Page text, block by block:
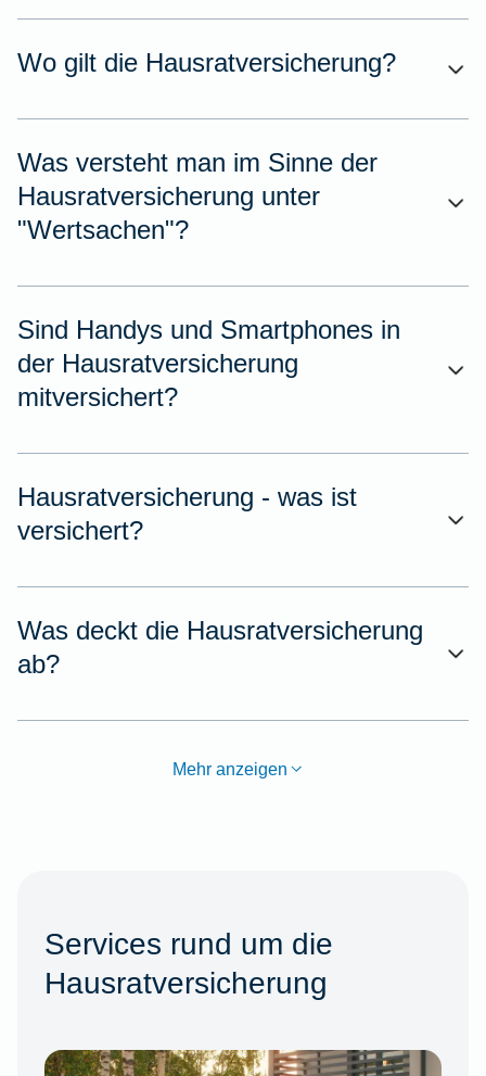
Wo gilt die Hausratversicherung?
Was versteht man im Sinne der
Hausratversicherung unter
"Wertsachen"?
Sind Handys und Smartphones in
der Hausratversicherung
mitversichert?
Hausratversicherung - was ist
versichert?
Was deckt die Hausratversicherung
ab?
Mehr anzeigen
Services rund um die
Hausratversicherung